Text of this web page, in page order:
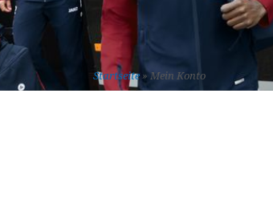
Startseite »Mein Konto